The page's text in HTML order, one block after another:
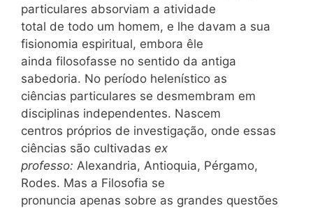
particulares absorviam a atividade
total de todo um homem, e lhe davam a sua
fisionomia espiritual, embora êle
ainda filosofasse no sentido da antiga
sabedoria. No período helenístico as
ciências particulares se desmembram em
disciplinas independentes. Nascem
centros próprios de investigação, onde essas
ciências são cultivadas ex
professo: Alexandria, Antioquia, Pérgamo,
Rodes. Mas a Filosofia se
pronuncia apenas sobre as grandes questões